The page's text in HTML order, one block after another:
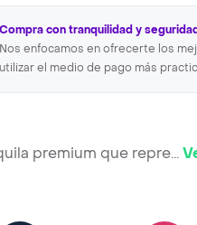
Compra con tranquilidad y
Nos enfocamos en ofrecerte los
utilizar el medio de pago más
premium que repre...